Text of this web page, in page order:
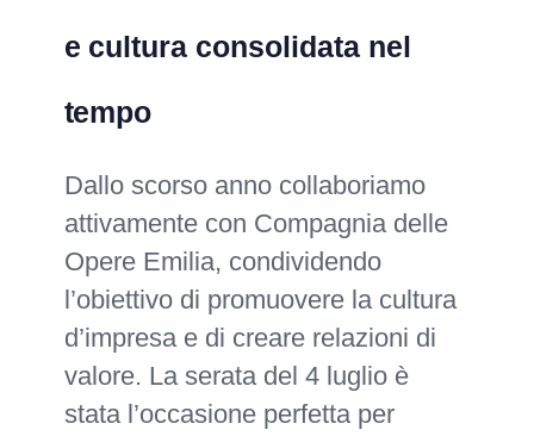
e cultura consolidata nel
tempo
Dallo scorso anno collaboriamo
attivamente con Compagnia delle
Opere Emilia, condividendo
l’obiettivo di promuovere la cultura
d’impresa e di creare relazioni di
valore. La serata del 4 luglio è
stata l’occasione perfetta per